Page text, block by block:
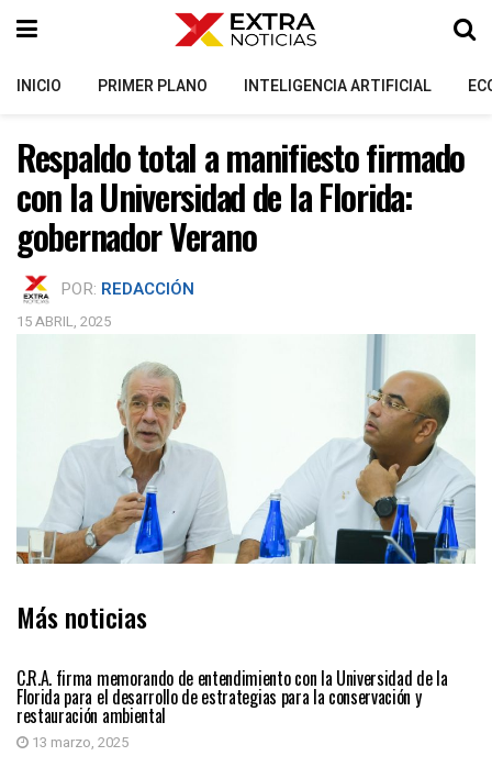
INICIO PRIMER PLANO INTELIGENCIA ARTIFICIAL
Respaldo total a manifiesto firmado
con la Universidad de la Florida:
gobernador Verano
POR: REDACCIÓN
15 ABRIL, 2025
Más noticias
C.R.A. firma memorando de entendimiento con la Universidad de la
Florida para el desarrollo de estrategias para la conservación y
restauración ambiental
13 marzo, 2025
MEDIO AMBIENTE